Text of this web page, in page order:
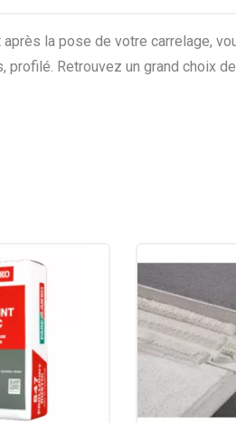
après la pose de votre carrelage,
profilé. Retrouvez un grand choix